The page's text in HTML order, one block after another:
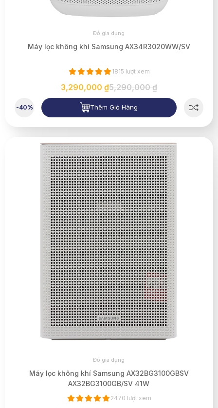
Đồ gia dụng
Máy lọc không khí Samsung AX34R3020WW/SV
1815 lượt xem
3,290,000 ₫5,290,000 ₫
-40% Thêm Giỏ Hàng
Đồ gia dụng
Máy lọc không khí Samsung AX32BG3100GBSV
AX32BG3100GB/SV 41W
2470 lượt xem